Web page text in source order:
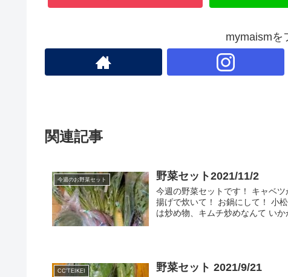
mymaismを
関連記事
今週のお野菜セット 野菜セット2021/11/2
今週の野菜セットです！ キャベ
揚げで炊いて！ お鍋にして！ 小
は炒め物、キムチ炒めなんて いか
CC'TEIKEI 野菜セット 2021/9/21